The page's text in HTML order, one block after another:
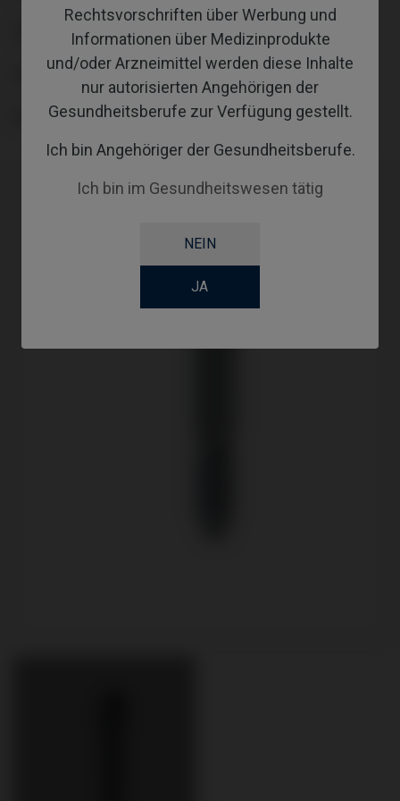
Rechtsvorschriften über Werbung und
Informationen über Medizinprodukte
und/oder Arzneimittel werden diese Inhalte
nur autorisierten Angehörigen der
Gesundheitsberufe zur Verfügung gestellt.
Ich bin Angehöriger der Gesundheitsberufe.
Ich bin im Gesundheitswesen tätig
NEIN
JA
SCREWSOCKET
SCREWSEATING